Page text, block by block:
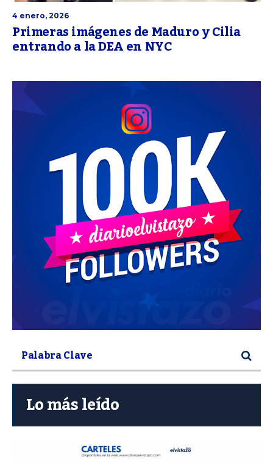
4 enero, 2026
Primeras imágenes de Maduro y Cilia
entrando a la DEA en NYC
Lo más leído